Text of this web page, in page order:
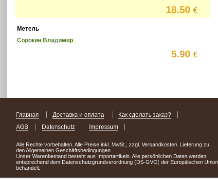
18.50€
Метель
Сорокин Владимир
5.90€
Главная Доставка и оплата
Как сделать заказ?
AGB
Datenschutz Impressum
Alle Rechte vorbehalten. Alle Preise inkl. MwSt., zzgl. Versandkosten. Lieferung zu
den Allgemeinen Geschäftsbedingungen.
Unser Warenbestand besteht aus Importartikeln. Alle persönlichen Daten werden
entsprechend dem Datenschutzgrundverordnung (DS-GVO) der Europäischen Union
behandelt.